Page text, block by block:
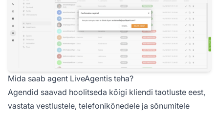
Mida saab agent LiveAgentis teha?
Agendid saavad hoolitseda kõigi kliendi taotluste eest,
vastata vestlustele, telefonikõnedele ja sõnumitele